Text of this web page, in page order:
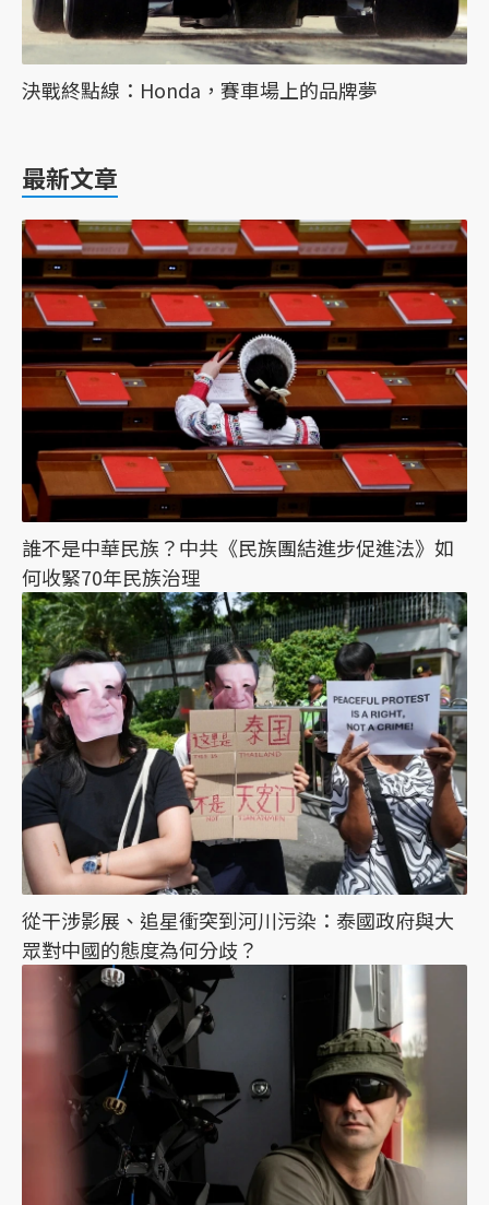
決戰終點線：Honda，賽車場上的品牌夢
最新文章
誰不是中華民族？中共《民族團結進步促進法》如
何收緊70年民族治理
從干涉影展、追星衝突到河川污染：泰國政府與大
眾對中國的態度為何分歧？